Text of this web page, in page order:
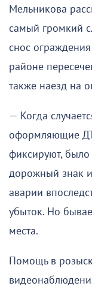
Мельникова
самый громкий
снос
районе
также наезд на
— Когда
оформляющие
фиксируют,
дорожный знак
аварии
убыток. Но
места.
Помощь в